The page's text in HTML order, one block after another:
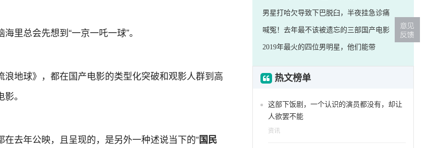
里总会先想到“一京一吒一球”。
地球》，都在国产电影的类型化突破和观影人群到高
。
去年公映，且呈现的，是另外一种述说当下的“国民
男星打哈欠导致下巴脱臼，半夜挂急诊痛
喊冤！去年最不该被遗忘的三部国产电影
2019年最火的四位男明星，他们能带
热文榜单
这部下饭剧，一个认识的演员都没有，却让
人欲罢不能
资讯